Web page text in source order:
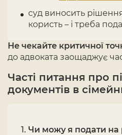
суд виносить
користь – і треба
Не чекайте критичної
до адвоката заощаджує
Часті питання про
документів в
Чи можу я подати на